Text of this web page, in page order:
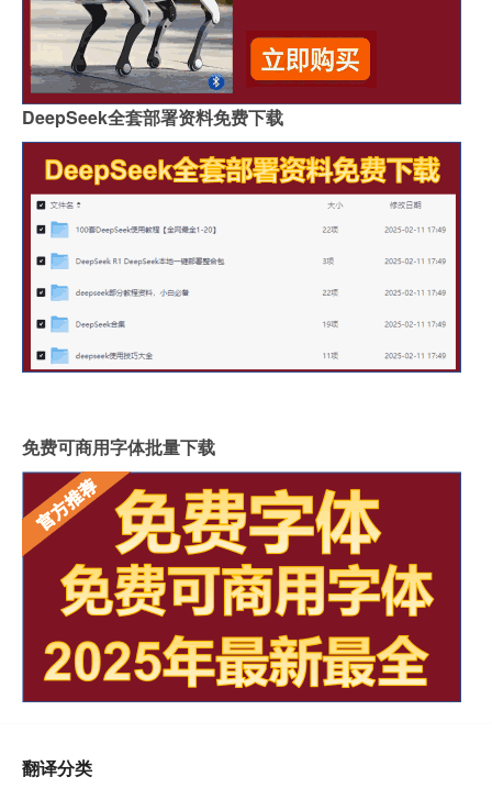
DeepSeek全套部署资料免费下载
免费可商用字体批量下载
翻译分类